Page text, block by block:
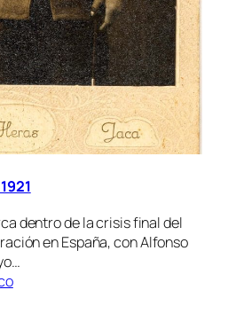
dentro de la crisis final del
en España, con Alfonso